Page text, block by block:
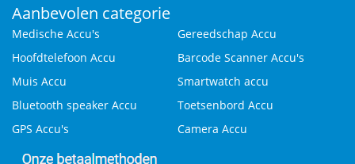
Aanbevolen categorie
Medische Accu's
Gereedschap Accu
Hoofdtelefoon Accu
Barcode Scanner Accu's
Muis Accu
Smartwatch accu
Bluetooth speaker Accu
Toetsenbord Accu
GPS Accu's
Camera Accu